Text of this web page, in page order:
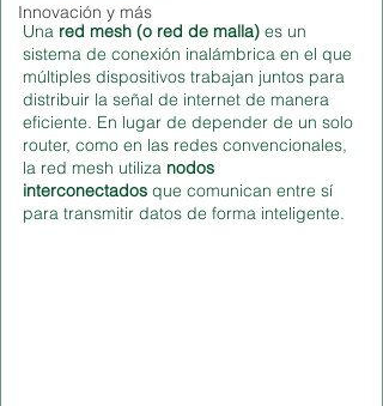
Innovación y más
Una red mesh (o red de malla) es un
sistema de conexión inalámbrica en el que
múltiples dispositivos trabajan juntos para
distribuir la señal de internet de manera
eficiente. En lugar de depender de un solo
router, como en las redes convencionales,
la red mesh utiliza nodos
interconectados que comunican entre sí
para transmitir datos de forma inteligente.